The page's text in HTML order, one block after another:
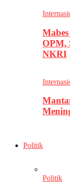
OPM,
NKRI
Politik
Politik